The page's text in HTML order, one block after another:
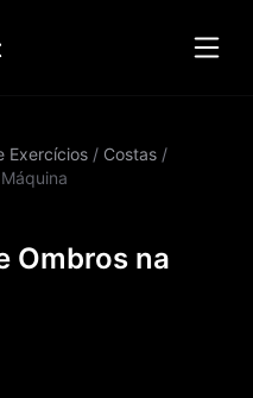
Exercícios / Costas /
Ombros na